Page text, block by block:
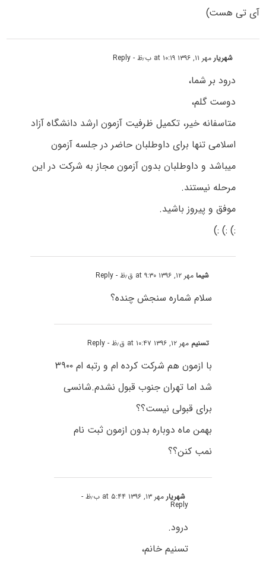
آی تی هست)
شهریارمهر ۱۱, ۱۳۹۶ at ۱۰:۱۹ ب٫ظ - Reply
درود بر شما،
دوست گلم،
متاسفانه خیر، تکمیل ظرفیت آزمون ارشد دانشگاه آزاد
اسلامی تنها برای داوطلبان حاضر در جلسه آزمون
میباشد و داوطلبان بدون آزمون مجاز به شرکت در این
مرحله نیستند.
موفق و پیروز باشید.
:) :) :)
شیمامهر ۱۲, ۱۳۹۶ at ۹:۳۰ ق٫ظ - Reply
سلام شماره سنجش چنده؟
تسنیم مهر ۱۲, ۱۳۹۶ at ۱۰:۴۷ ق٫ظ - Reply
با ازمون هم شرکت کرده ام و رتبه ام ۳۹۰۰
شد اما تهران جنوب قبول نشدم.شانسی
برای قبولی نیست؟؟
بهمن ماه دوباره بدون ازمون ثبت نام
نمب کنن؟؟
شهریارمهر ۱۳, ۱۳۹۶ at ۵:۴۴ ب٫ظ -
Reply
درود.
تسنیم خانم،